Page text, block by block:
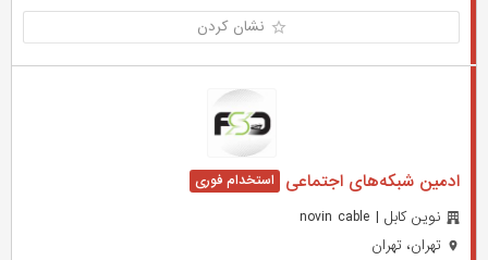
نشان کردن
ادمین شبکه‌های اجتماعی
نوین کابل | novin cable
تهران، تهران